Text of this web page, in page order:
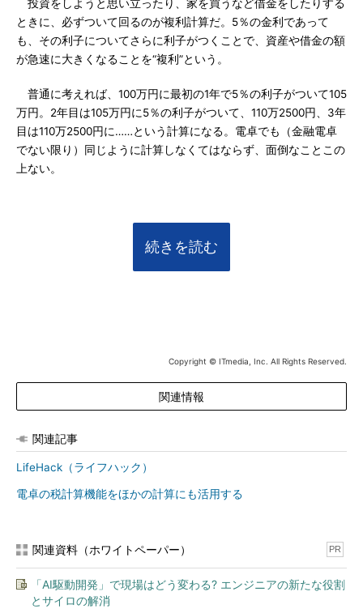
投資をしようと思い立ったり、家を買うなど借金をしたりする
ときに、必ずついて回るのが複利計算だ。5％の金利であって
も、その利子についてさらに利子がつくことで、資産や借金の額
が急速に大きくなることを“複利”という。
普通に考えれば、100万円に最初の1年で5％の利子がついて105
万円。2年目は105万円に5％の利子がついて、110万2500円、3年
目は110万2500円に……という計算になる。電卓でも（金融電卓
でない限り）同じように計算しなくてはならず、面倒なことこの
上ない。
続きを読む
Copyright © ITmedia, Inc. All Rights Reserved.
関連情報
関連記事
LifeHack（ライフハック）
電卓の税計算機能をほかの計算にも活用する
関連資料（ホワイトペーパー） PR
「AI駆動開発」で現場はどう変わる? エンジニアの新たな役割
とサイロの解消